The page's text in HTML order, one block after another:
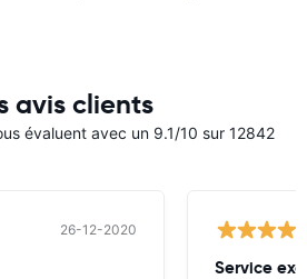
avis clients
évaluent avec un 9.1/10 sur 12842
26-12-2020
Service